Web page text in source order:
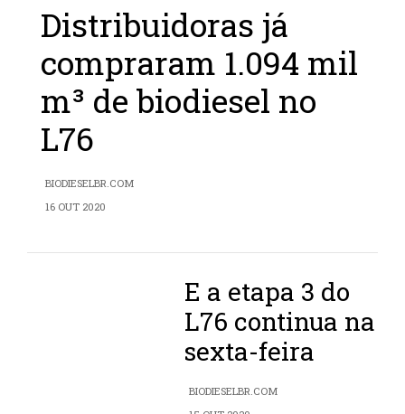
Distribuidoras já
compraram 1.094 mil
m³ de biodiesel no
L76
BIODIESELBR.COM
16 OUT 2020
E a etapa 3 do
L76 continua na
sexta-feira
BIODIESELBR.COM